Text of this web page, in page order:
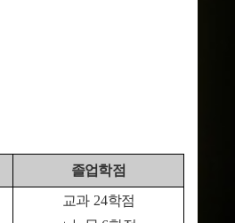
졸업학점
교과24학점